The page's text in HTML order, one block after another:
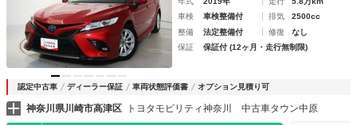
車検
車検整備付 排気
2500cc
整備
法定整備付 修復
なし
保証
保証付 (12ヶ月・走行無制限)
認定中古車 ディーラー保証 車両状態評価書 オプション見積り可
神奈川県川崎市高津区 トヨタモビリティ神奈川 中古車タウン中原